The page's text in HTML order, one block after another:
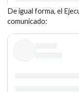
De igual forma, el
comunicado: